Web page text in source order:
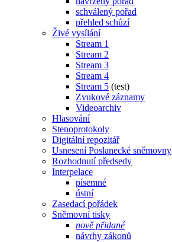
schválený pořad
přehled schůzí
Živé vysílání
Stream 1
Stream 2
Stream 3
Stream 4
Stream 5 (test)
Zvukové záznamy
Videoarchiv
Hlasování
Stenoprotokoly
Digitální repozitář
Usnesení Poslanecké sněmovny
Rozhodnutí předsedy
Interpelace
písemné
ústní
Zasedací pořádek
Sněmovní tisky
nově přidané
návrhy zákonů